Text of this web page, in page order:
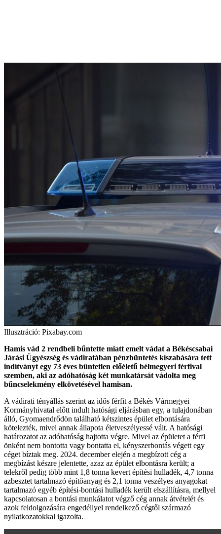
Illusztráció: Pixabay.com
Hamis vád 2 rendbeli bűntette miatt emelt vádat a Békéscsabai
Járási Ügyészség és vádiratában pénzbüntetés kiszabására tett
indítványt egy 73 éves büntetlen előéletű bélmegyeri férfival
szemben, aki az adóhatóság két munkatársát vádolta meg
bűncselekmény elkövetésével hamisan.
A vádirati tényállás szerint az idős férfit a Békés Vármegyei
Kormányhivatal előtt indult hatósági eljárásban egy, a tulajdonában
álló, Gyomaendrődön található kétszintes épület elbontására
kötelezték, mivel annak állapota életveszélyessé vált. A hatósági
határozatot az adóhatóság hajtotta végre. Mivel az épületet a férfi
önként nem bontotta vagy bontatta el, kényszerbontás végett egy
céget bíztak meg. 2024. december elején a megbízott cég a
megbízást készre jelentette, azaz az épület elbontásra került; a
telekről pedig több mint 1,8 tonna kevert építési hulladék, 4,7 tonna
azbesztet tartalmazó építőanyag és 2,1 tonna veszélyes anyagokat
tartalmazó egyéb építési-bontási hulladék került elszállításra, mellyel
kapcsolatosan a bontási munkálatot végző cég annak átvételét és
azok feldolgozására engedéllyel rendelkező cégtől származó
nyilatkozatokkal igazolta.